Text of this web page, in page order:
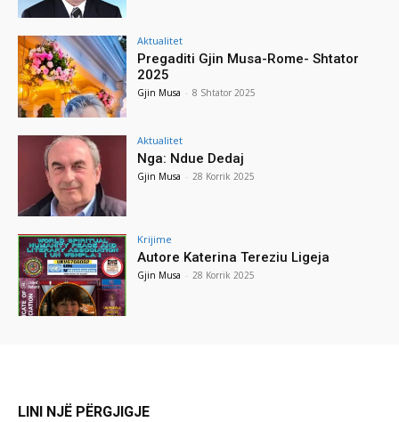
Aktualitet
Pregaditi Gjin Musa-Rome- Shtator
2025
Gjin Musa - 8 Shtator 2025
Aktualitet
Nga: Ndue Dedaj
Gjin Musa - 28 Korrik 2025
Krijime
Autore Katerina Tereziu Ligeja
Gjin Musa - 28 Korrik 2025
LINI NJË PËRGJIGJE